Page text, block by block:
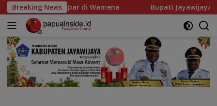
Langsung
ke
konten
Breaking NewsBupati Jayawijaya Ajak Masyarakat